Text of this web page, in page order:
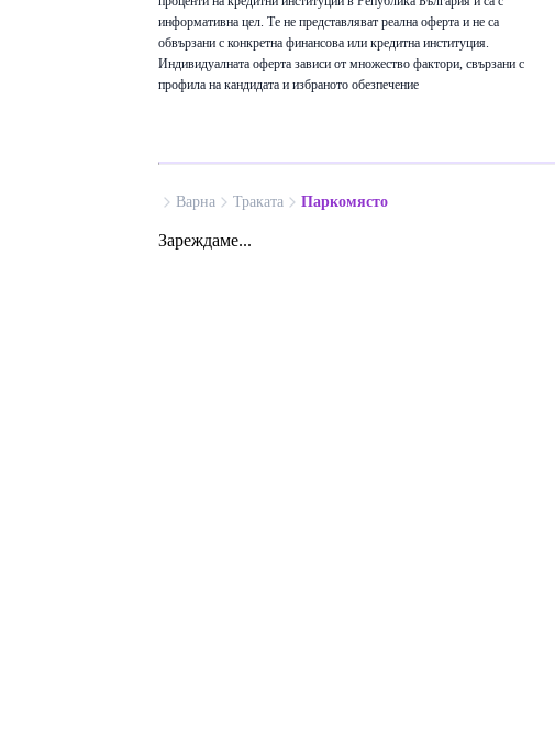
информативна цел. Те не представляват реална оферта и не са
обвързани с конкретна финансова или кредитна институция.
Индивидуалната оферта зависи от множество фактори, свързани с
профила на кандидата и избраното обезпечение
Варна Траката Паркомясто
Зареждаме...